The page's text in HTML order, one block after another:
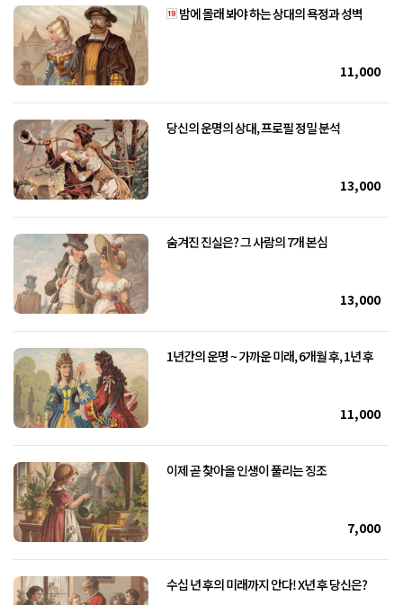
밤에 몰래 봐야 하는 상대의 욕정과 성벽
11,000
당신의 운명의 상대, 프로필 정밀 분석
13,000
숨겨진 진실은? 그 사람의 7개 본심
13,000
1년간의 운명 ~ 가까운 미래, 6개월 후, 1년 후
11,000
이제 곧 찾아올 인생이 풀리는 징조
7,000
수십 년 후의 미래까지 안다! X년 후 당신은?